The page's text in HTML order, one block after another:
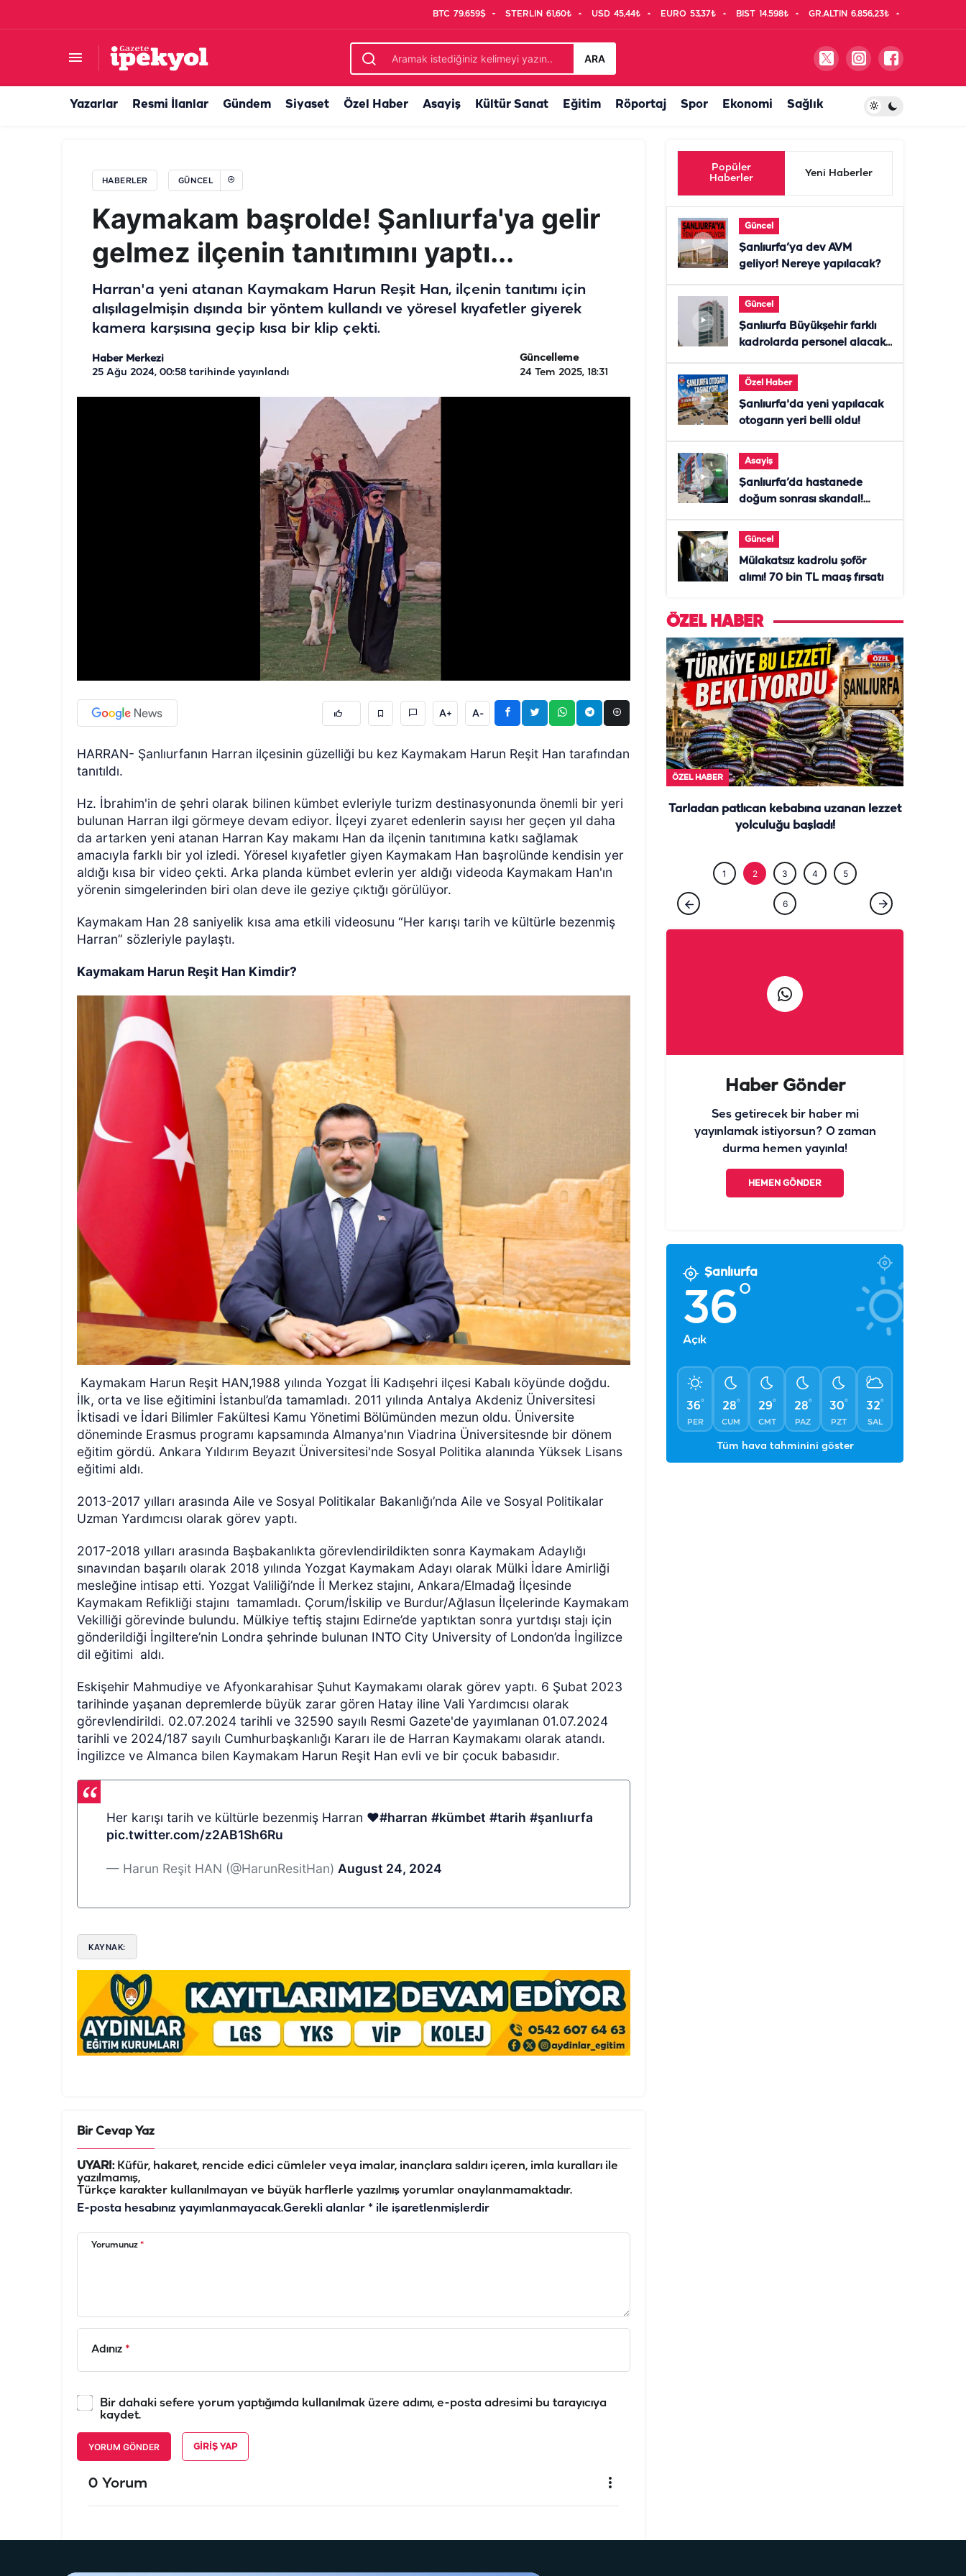
BTC 79.659$ STERLIN 61,60₺ USD 45,44₺ EURO 53,37₺ BIST 14.598₺ GR.ALTIN 6.856,23₺
ARA
Yazarlar Resmi İlanlar Gündem Siyaset Özel Haber Asayiş Kültür Sanat Eğitim Röportaj Spor Ekonomi Sağlık
HABERLER GÜNCEL
Kaymakam başrolde! Şanlıurfa'ya gelir
gelmez ilçenin tanıtımını yaptı...
Harran'a yeni atanan Kaymakam Harun Reşit Han, ilçenin tanıtımı için
alışılagelmişin dışında bir yöntem kullandı ve yöresel kıyafetler giyerek
kamera karşısına geçip kısa bir klip çekti.
Haber Merkezi
25 Ağu 2024, 00:58 tarihinde yayınlandı
Güncelleme
24 Tem 2025, 18:31
A+ A-
HARRAN- Şanlıurfanın Harran ilçesinin güzelliği bu kez Kaymakam Harun Reşit Han tarafından
tanıtıldı.
Hz. İbrahim'in de şehri olarak bilinen kümbet evleriyle turizm destinasyonunda önemli bir yeri
bulunan Harran ilgi görmeye devam ediyor. İlçeyi zyaret edenlerin sayısı her geçen yıl daha
da artarken yeni atanan Harran Kay makamı Han da ilçenin tanıtımına katkı sağlamak
amacıyla farklı bir yol izledi. Yöresel kıyafetler giyen Kaymakam Han başrolünde kendisin yer
aldığı kısa bir video çekti. Arka planda kümbet evlerin yer aldığı videoda Kaymakam Han'ın
yörenin simgelerinden biri olan deve ile geziye çıktığı görülüyor.
Kaymakam Han 28 saniyelik kısa ama etkili videosunu “Her karışı tarih ve kültürle bezenmiş
Harran” sözleriyle paylaştı.
Kaymakam Harun Reşit Han Kimdir?
Kaymakam Harun Reşit HAN,1988 yılında Yozgat İli Kadışehri ilçesi Kabalı köyünde doğdu.
İlk, orta ve lise eğitimini İstanbul’da tamamladı. 2011 yılında Antalya Akdeniz Üniversitesi
İktisadi ve İdari Bilimler Fakültesi Kamu Yönetimi Bölümünden mezun oldu. Üniversite
döneminde Erasmus programı kapsamında Almanya'nın Viadrina Üniversitesnde bir dönem
eğitim gördü. Ankara Yıldırım Beyazıt Üniversitesi'nde Sosyal Politika alanında Yüksek Lisans
eğitimi aldı.
2013-2017 yılları arasında Aile ve Sosyal Politikalar Bakanlığı’nda Aile ve Sosyal Politikalar
Uzman Yardımcısı olarak görev yaptı.
2017-2018 yılları arasında Başbakanlıkta görevlendirildikten sonra Kaymakam Adaylığı
sınavından başarılı olarak 2018 yılında Yozgat Kaymakam Adayı olarak Mülki İdare Amirliği
mesleğine intisap etti. Yozgat Valiliği’nde İl Merkez stajını, Ankara/Elmadağ İlçesinde
Kaymakam Refikliği stajını tamamladı. Çorum/İskilip ve Burdur/Ağlasun İlçelerinde Kaymakam
Vekilliği görevinde bulundu. Mülkiye teftiş stajını Edirne’de yaptıktan sonra yurtdışı stajı için
gönderildiği İngiltere’nin Londra şehrinde bulunan INTO City University of London’da İngilizce
dil eğitimi aldı.
Eskişehir Mahmudiye ve Afyonkarahisar Şuhut Kaymakamı olarak görev yaptı. 6 Şubat 2023
tarihinde yaşanan depremlerde büyük zarar gören Hatay iline Vali Yardımcısı olarak
görevlendirildi. 02.07.2024 tarihli ve 32590 sayılı Resmi Gazete'de yayımlanan 01.07.2024
tarihli ve 2024/187 sayılı Cumhurbaşkanlığı Kararı ile de Harran Kaymakamı olarak atandı.
İngilizce ve Almanca bilen Kaymakam Harun Reşit Han evli ve bir çocuk babasıdır.
Her karışı tarih ve kültürle bezenmiş Harran ❤️#harran #kümbet #tarih #şanlıurfa
pic.twitter.com/z2AB1Sh6Ru
— Harun Reşit HAN (@HarunResitHan) August 24, 2024
KAYNAK:
Bir Cevap Yaz
UYARI:Küfür, hakaret, rencide edici cümleler veya imalar, inançlara saldırı içeren, imla kuralları ile
yazılmamış,
Türkçe karakter kullanılmayan ve büyük harflerle yazılmış yorumlar onaylanmamaktadır.
E-posta hesabınız yayımlanmayacak.Gerekli alanlar * ile işaretlenmişlerdir
Yorumunuz *
Adınız *
Bir dahaki sefere yorum yaptığımda kullanılmak üzere adımı, e-posta adresimi bu tarayıcıya
kaydet.
YORUM GÖNDER GIRIŞ YAP
0 Yorum
Popüler
Haberler
Yeni Haberler
Güncel
Şanlıurfa’ya dev AVM
geliyor! Nereye yapılacak?
Güncel
Şanlıurfa Büyükşehir farklı
kadrolarda personel alacak!
Özel Haber
Şanlıurfa'da yeni yapılacak
otogarın yeri belli oldu!
Asayiş
Şanlıurfa’da hastanede
doğum sonrası skandal!
Güncel
Mülakatsız kadrolu şoför
alımı! 70 bin TL maaş fırsatı
ÖZEL HABER
ÖZEL HABER
Tarladan patlıcan kebabına uzanan lezzet
yolculuğu başladı!
1 2 3 4 5
6
Haber Gönder
Ses getirecek bir haber mi
yayınlamak istiyorsun? O zaman
durma hemen yayınla!
HEMEN GÖNDER
Şanlıurfa
36°
Açık
36°
PER
28°
CUM
29°
CMT
28°
PAZ
30°
PZT
32°
SAL
Tüm hava tahminini göster
DSİ arazisinin özelleştirilmesi iddiasına TMMOB’dan tepki! "Kamusal alan özelleştirilemez”